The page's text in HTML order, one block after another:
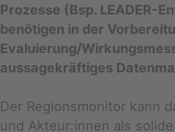
Prozesse (Bsp. LEADER-
benötigen in der
Evaluierung/
aussagekräftiges
Der Regionsmonitor kann
und Akteur:innen als